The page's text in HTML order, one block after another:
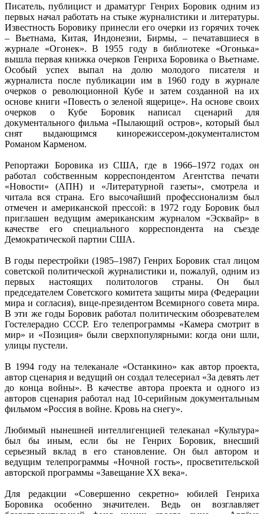
Писатель, публицист и драматург Генрих Боровик одним из
первых начал работать на стыке журналистики и литературы.
Известность Боровику принесли его очерки из горячих точек
– Вьетнама, Китая, Индонезии, Бирмы, – печатавшиеся в
журнале «Огонек». В 1955 году в библиотеке «Огонька»
вышла первая книжка очерков Генриха Боровика о Вьетнаме.
Особый успех выпал на долю молодого писателя и
журналиста после публикации им в 1960 году в журнале
очерков о революционной Кубе и затем созданной на их
основе книги «Повесть о зеленой ящерице». На основе своих
очерков о Кубе Боровик написал сценарий для
документального фильма «Пылающий остров», который был
снят выдающимся кинорежиссером-документалистом
Романом Карменом.
Репортажи Боровика из США, где в 1966–1972 годах он
работал собственным корреспондентом Агентства печати
«Новости» (АПН) и «Литературной газеты», смотрела и
читала вся страна. Его высочайший профессионализм был
отмечен и американской прессой: в 1972 году Боровик был
приглашен ведущим американским журналом «Эсквайр» в
качестве его специального корреспондента на съезде
Демократической партии США.
В годы перестройки (1985–1987) Генрих Боровик стал лицом
советской политической журналистики и, пожалуй, одним из
первых настоящих политологов страны. Он был
председателем Советского комитета защиты мира (Федерации
мира и согласия), вице-президентом Всемирного совета мира.
В эти же годы Боровик работал политическим обозревателем
Гостелерадио СССР. Его телепрограммы «Камера смотрит в
мир» и «Позиция» были сверхпопулярными: когда они шли,
улицы пустели.
В 1994 году на телеканале «Останкино» как автор проекта,
автор сценария и ведущий он создал телесериал «За девять лет
до конца войны». В качестве автора проекта и одного из
авторов сценария работал над 10-серийным документальным
фильмом «Россия в войне. Кровь на снегу».
Любимый нынешней интеллигенцией телеканал «Культура»
был бы иным, если бы не Генрих Боровик, внесший
серьезный вклад в его становление. Он был автором и
ведущим телепрограммы «Ночной гость», просветительской
авторской программы «Завещание XX века».
Для редакции «Совершенно секретно» юбилей Генриха
Боровика особенно значителен. Ведь он возглавляет